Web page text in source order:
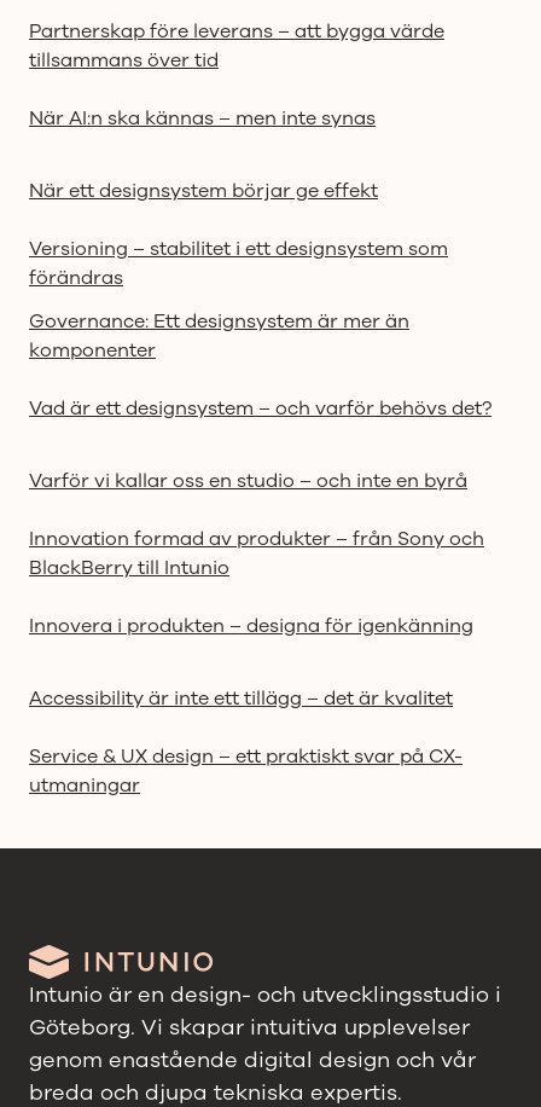
Partnerskap före leverans – att bygga värde
tillsammans över tid
När AI:n ska kännas – men inte synas
När ett designsystem börjar ge effekt
Versioning – stabilitet i ett designsystem som
förändras
Governance: Ett designsystem är mer än
komponenter
Vad är ett designsystem – och varför behövs det?
Varför vi kallar oss en studio – och inte en byrå
Innovation formad av produkter – från Sony och
BlackBerry till Intunio
Innovera i produkten – designa för igenkänning
Accessibility är inte ett tillägg – det är kvalitet
Service & UX design – ett praktiskt svar på CX-
utmaningar
Intunio är en design- och utvecklingsstudio i
Göteborg. Vi skapar intuitiva upplevelser
genom enastående digital design och vår
breda och djupa tekniska expertis.